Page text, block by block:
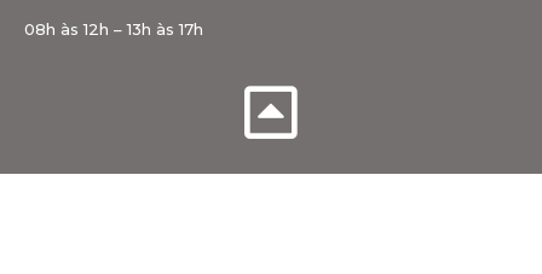
08h às 12h – 13h às 17h